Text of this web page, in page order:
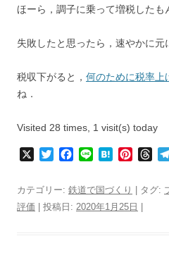
ほーら，調子に乗って増税したも
失敗したと思ったら，速やかに元
税収下がると， 何のために税率上
ね．
Visited 28 times, 1 visit(s) today
t
c
e
b
e
H
e
n
e
e
カテゴリー: 鉄道で国づくり | タグ:
評価 | 投稿日: 2020年1月25日